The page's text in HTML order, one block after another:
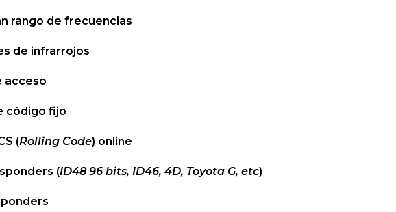
rango de frecuencias
de infrarrojos
acceso
código fijo
(Rolling Code) online
(ID48 96 bits, ID46, 4D, Toyota G, etc)